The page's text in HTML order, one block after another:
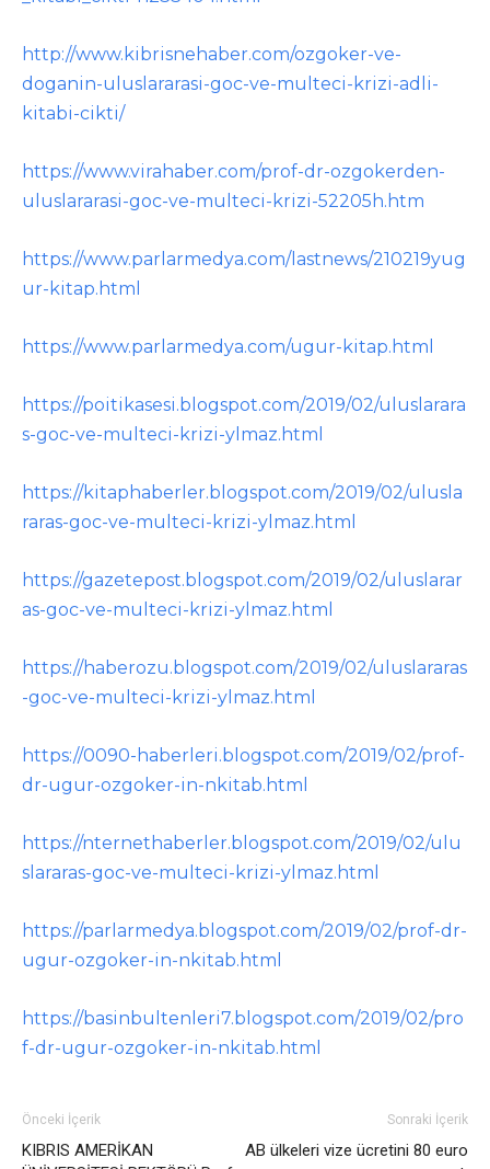
http://www.kibrisnehaber.com/ozgoker-ve-
doganin-uluslararasi-goc-ve-multeci-krizi-adli-
kitabi-cikti/
https://www.virahaber.com/prof-dr-ozgokerden-
uluslararasi-goc-ve-multeci-krizi-52205h.htm
https://www.parlarmedya.com/lastnews/210219yug
ur-kitap.html
https://www.parlarmedya.com/ugur-kitap.html
https://poitikasesi.blogspot.com/2019/02/uluslarara
s-goc-ve-multeci-krizi-ylmaz.html
https://kitaphaberler.blogspot.com/2019/02/ulusla
raras-goc-ve-multeci-krizi-ylmaz.html
https://gazetepost.blogspot.com/2019/02/uluslarar
as-goc-ve-multeci-krizi-ylmaz.html
https://haberozu.blogspot.com/2019/02/uluslararas
-goc-ve-multeci-krizi-ylmaz.html
https://0090-haberleri.blogspot.com/2019/02/prof-
dr-ugur-ozgoker-in-nkitab.html
https://nternethaberler.blogspot.com/2019/02/ulu
slararas-goc-ve-multeci-krizi-ylmaz.html
https://parlarmedya.blogspot.com/2019/02/prof-dr-
ugur-ozgoker-in-nkitab.html
https://basinbultenleri7.blogspot.com/2019/02/pro
f-dr-ugur-ozgoker-in-nkitab.html
Önceki İçerik
KIBRIS AMERİKAN
Sonraki İçerik
AB ülkeleri vize ücretini 80 euro